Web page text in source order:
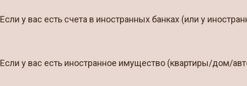
Если у вас есть счета в иностранных банках (или у
Если у вас есть иностранное имущество (квартиры/дом/